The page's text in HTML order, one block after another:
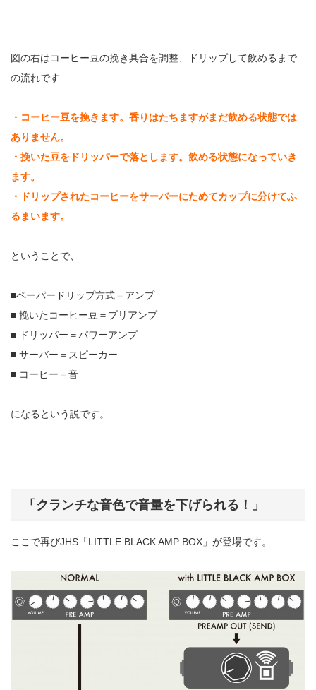
図の右はコーヒー豆の挽き具合を調整、ドリップして飲めるまで
の流れです
・コーヒー豆を挽きます。香りはたちますがまだ飲める状態では
ありません。
・挽いた豆をドリッパーで落とします。飲める状態になっていき
ます。
・ドリップされたコーヒーをサーバーにためてカップに分けてふ
るまいます。
ということで、
■ペーパードリップ方式＝アンプ
■ 挽いたコーヒー豆＝プリアンプ
■ ドリッパー＝パワーアンプ
■ サーバー＝スピーカー
■ コーヒー＝音
になるという説です。
「クランチな音色で音量を下げられる！」
ここで再びJHS「LITTLE BLACK AMP BOX」が登場です。